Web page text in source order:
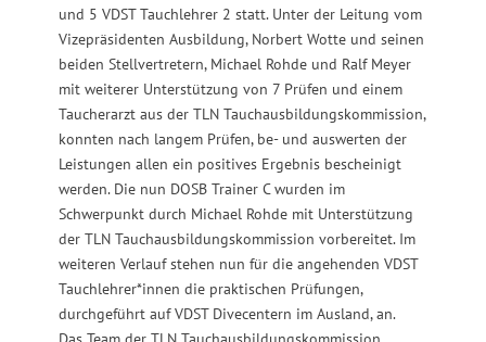
und 5 VDST Tauchlehrer 2 statt. Unter der Leitung vom
Vizepräsidenten Ausbildung, Norbert Wotte und seinen
beiden Stellvertretern, Michael Rohde und Ralf Meyer
mit weiterer Unterstützung von 7 Prüfen und einem
Taucherarzt aus der TLN Tauchausbildungskommission,
konnten nach langem Prüfen, be- und auswerten der
Leistungen allen ein positives Ergebnis bescheinigt
werden. Die nun DOSB Trainer C wurden im
Schwerpunkt durch Michael Rohde mit Unterstützung
der TLN Tauchausbildungskommission vorbereitet. Im
weiteren Verlauf stehen nun für die angehenden VDST
Tauchlehrer*innen die praktischen Prüfungen,
durchgeführt auf VDST Divecentern im Ausland, an.